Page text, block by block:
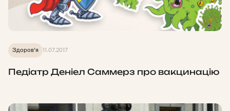
Здоров'я 11.07.2017
Педіатр Деніел Саммерз про вакцинацію